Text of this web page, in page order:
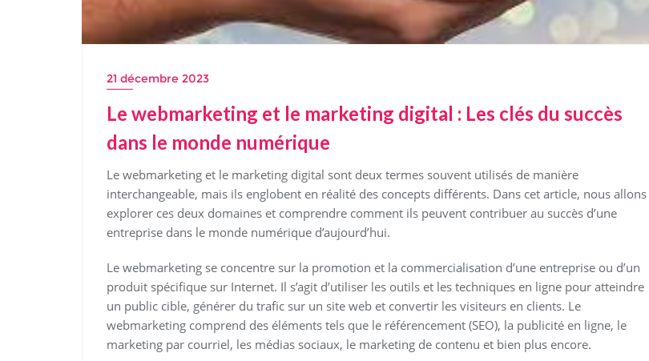
21 décembre 2023
Le webmarketing et le marketing digital : Les clés du succès
dans le monde numérique
Le webmarketing et le marketing digital sont deux termes souvent utilisés de manière
interchangeable, mais ils englobent en réalité des concepts différents. Dans cet article, nous allons
explorer ces deux domaines et comprendre comment ils peuvent contribuer au succès d’une
entreprise dans le monde numérique d’aujourd’hui.
Le webmarketing se concentre sur la promotion et la commercialisation d’une entreprise ou d’un
produit spécifique sur Internet. Il s’agit d’utiliser les outils et les techniques en ligne pour atteindre
un public cible, générer du trafic sur un site web et convertir les visiteurs en clients. Le
webmarketing comprend des éléments tels que le référencement (SEO), la publicité en ligne, le
marketing par courriel, les médias sociaux, le marketing de contenu et bien plus encore.